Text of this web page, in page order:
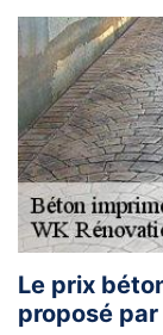
Le prix
proposé